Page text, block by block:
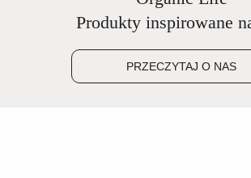
Produkty inspirowane
PRZECZYTAJ O NAS